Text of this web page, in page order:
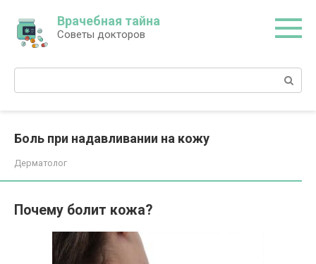
контенту
Врачебная тайна
Советы докторов
Поиск:
Боль при надавливании на кожу
Дерматолог
Почему болит кожа?